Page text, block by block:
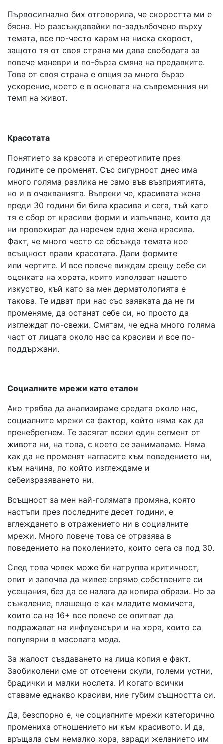
Първосигнално бих отговорила, че скоростта ми е
бясна. Но разсъждавайки по-задълбочено върху
темата, все по-често карам на ниска скорост,
защото тя от своя страна ми дава свободата за
повече маневри и по-бърза смяна на предавките.
Това от своя страна е опция за много бързо
ускорение, което е в основата на съвременния ни
темп на живот.
Красотата
Понятието за красота и стереотипите през
годините се променят. Със сигурност днес има
много голяма разлика не само във възприятията,
но и в очакванията. Въпреки че, красивата жена
преди 30 години би била красива и сега, тъй като
тя е сбор от красиви форми и излъчване, които да
ни провокират да наречем една жена красива.
Факт, че много често се обсъжда темата кое
всъщност прави красотата. Дали формите
или чертите. И все повече виждам срещу себе си
оценката на хората, които използват нашето
изкуство, къй като за мен дерматологията е
такова. Те идват при нас със заявката да не ги
променяме, да останат себе си, но просто да
изглеждат по-свежи. Смятам, че една много голяма
част от лицата около нас са красиви и все по-
поддържани.
Социалните мрежи като еталон
Ако трябва да анализираме средата около нас,
социалните мрежи са фактор, който няма как да
пренебрегнем. Те засягат всеки един сегмент от
живота ни, на това, с което се занимаваме. Няма
как да не променят нагласите към поведението ни,
към начина, по който изглеждаме и
себеизразяването ни.
Всъщност за мен най-голямата промяна, която
настъпи през последните десет години, е
вглеждането в отражението ни в социалните
мрежи. Много повече това се отразява в
поведението на поколението, които сега са под 30.
След това човек може би натрупва критичност,
опит и започва да живее спрямо собствените си
усещания, без да се налага да копира образи. Но за
съжаление, плашещо е как младите момичета,
които са на 16+ все повече се опитват да
подражават на инфлуенсъри и на хора, които са
популярни в масовата мода.
За жалост създаването на лица копия е факт.
Заобиколени сме от отсечени скули, големи устни,
брадички и малки нослета. И когато всички
ставаме еднакво красиви, ние губим същността си.
Да, безспорно е, че социалните мрежи категорично
промениха отношението ни към красивото. И да,
връщала съм немалко хора, заради желанието им